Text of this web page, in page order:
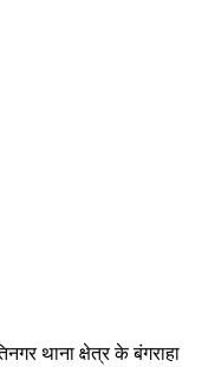
थाना क्षेत्र के बंगराहा